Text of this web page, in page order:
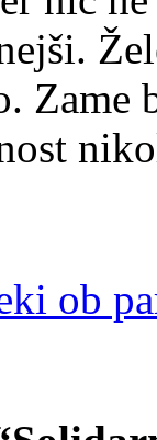
Zame
ob